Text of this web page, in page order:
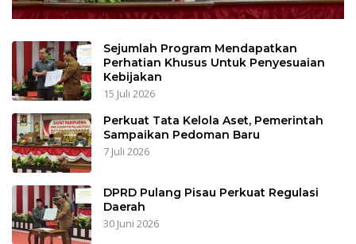
Sejumlah Program Mendapatkan
Perhatian Khusus Untuk Penyesuaian
Kebijakan
15 Juli 2026
Perkuat Tata Kelola Aset, Pemerintah
Sampaikan Pedoman Baru
7 Juli 2026
DPRD Pulang Pisau Perkuat Regulasi
Daerah
30 Juni 2026